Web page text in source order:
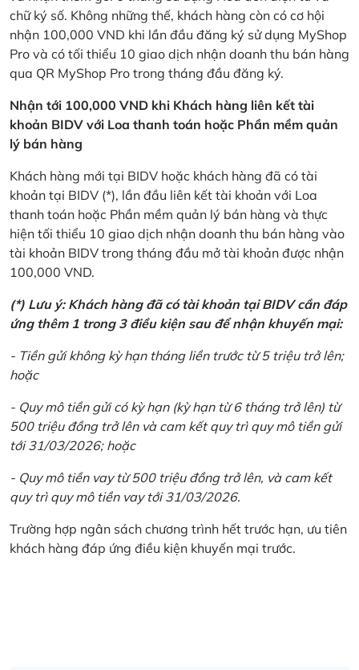
chữ ký số. Không những thế, khách hàng còn có cơ hội
nhận 100,000 VND khi lần đầu đăng ký sử dụng MyShop
Pro và có tối thiểu 10 giao dịch nhận doanh thu bán hàng
qua QR MyShop Pro trong tháng đầu đăng ký.
Nhận tới 100,000 VND khi Khách hàng liên kết tài
khoản BIDV với Loa thanh toán hoặc Phần mềm quản
lý bán hàng
Khách hàng mới tại BIDV hoặc khách hàng đã có tài
khoản tại BIDV (*), lần đầu liên kết tài khoản với Loa
thanh toán hoặc Phần mềm quản lý bán hàng và thực
hiện tối thiểu 10 giao dịch nhận doanh thu bán hàng vào
tài khoản BIDV trong tháng đầu mở tài khoản được nhận
100,000 VND.
(*) Lưu ý: Khách hàng đã có tài khoản tại BIDV cần đáp
ứng thêm 1 trong 3 điều kiện sau để nhận khuyến mại:
- Tiền gửi không kỳ hạn tháng liền trước từ 5 triệu trở lên;
hoặc
- Quy mô tiền gửi có kỳ hạn (kỳ hạn từ 6 tháng trở lên) từ
500 triệu đồng trở lên và cam kết quy trì quy mô tiền gửi
tới 31/03/2026; hoặc
- Quy mô tiền vay từ 500 triệu đồng trở lên, và cam kết
quy trì quy mô tiền vay tới 31/03/2026.
Trường hợp ngân sách chương trình hết trước hạn, ưu tiên
khách hàng đáp ứng điều kiện khuyến mại trước.